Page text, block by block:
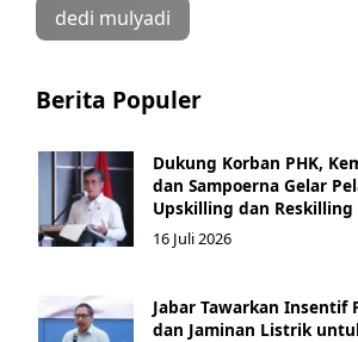
dedi mulyadi
Berita Populer
Dukung Korban PHK,
dan Sampoerna Gelar
Upskilling dan Reskilling
16 Juli 2026
Jabar Tawarkan Insentif
dan Jaminan Listrik